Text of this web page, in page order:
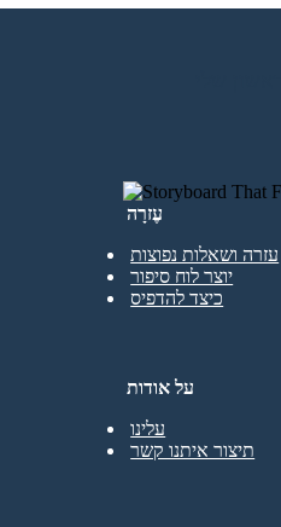
עֶזרָה
עזרה ושאלות נפוצות
יוצר לוח סיפור
כיצד להדפיס
על אודות
עלינו
תיצור איתנו קשר